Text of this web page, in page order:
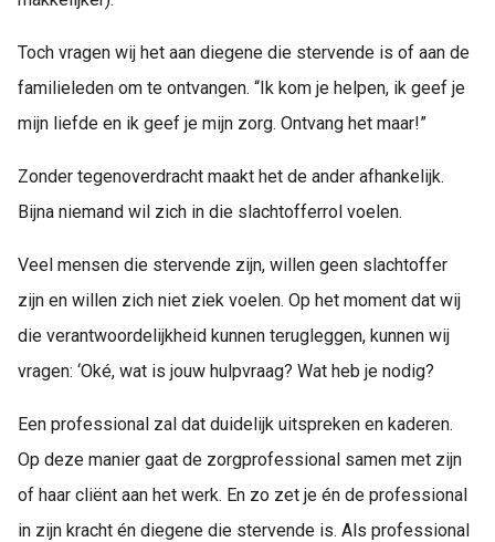
Toch vragen wij het aan diegene die stervende is of aan de
familieleden om te ontvangen. “Ik kom je helpen, ik geef je
mijn liefde en ik geef je mijn zorg. Ontvang het maar!”
Zonder tegenoverdracht maakt het de ander afhankelijk.
Bijna niemand wil zich in die slachtofferrol voelen.
Veel mensen die stervende zijn, willen geen slachtoffer
zijn en willen zich niet ziek voelen. Op het moment dat wij
die verantwoordelijkheid kunnen terugleggen, kunnen wij
vragen: ‘Oké, wat is jouw hulpvraag? Wat heb je nodig?
Een professional zal dat duidelijk uitspreken en kaderen.
Op deze manier gaat de zorgprofessional samen met zijn
of haar cliënt aan het werk. En zo zet je én de professional
in zijn kracht én diegene die stervende is. Als professional